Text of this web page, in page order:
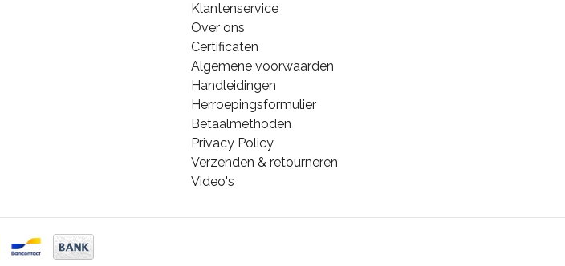
Klantenservice
Over ons
Certificaten
Algemene voorwaarden
Handleidingen
Herroepingsformulier
Betaalmethoden
Privacy Policy
Verzenden & retourneren
Video's